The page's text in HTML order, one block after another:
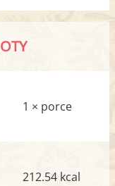
1 × porce
212.54 kcal